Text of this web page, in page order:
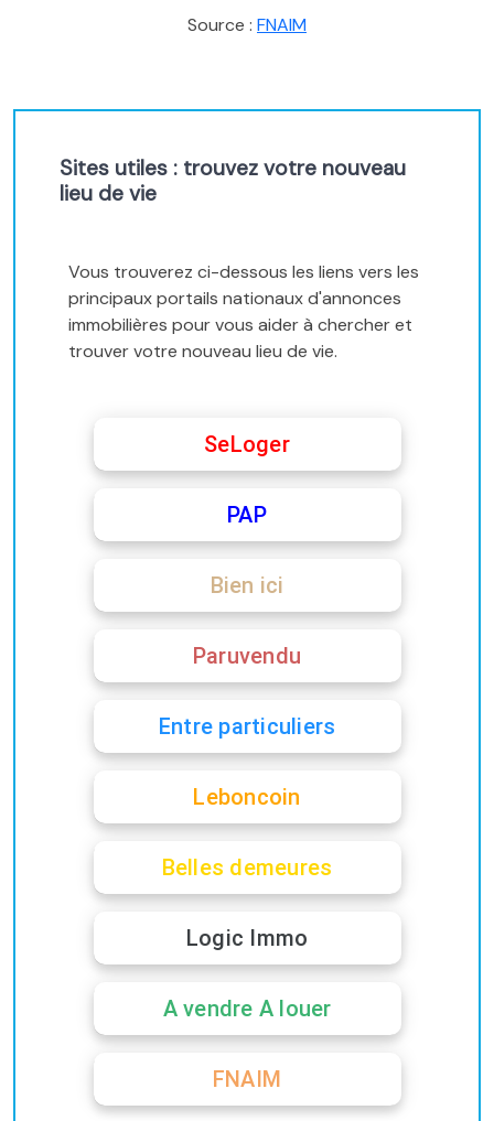
Source : FNAIM
Sites utiles : trouvez votre nouveau
lieu de vie
Vous trouverez ci-dessous les liens vers les
principaux portails nationaux d'annonces
immobilières pour vous aider à chercher et
trouver votre nouveau lieu de vie.
SeLoger
PAP
Bien ici
Paruvendu
Entre particuliers
Leboncoin
Belles demeures
Logic Immo
A vendre A louer
FNAIM